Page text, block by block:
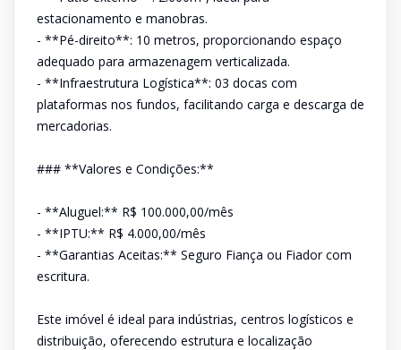
estacionamento e manobras.
- **Pé-direito**: 10 metros, proporcionando espaço
adequado para armazenagem verticalizada.
- **Infraestrutura Logística**: 03 docas com
plataformas nos fundos, facilitando carga e descarga de
mercadorias.
### **Valores e Condições:**
- **Aluguel:** R$ 100.000,00/mês
- **IPTU:** R$ 4.000,00/mês
- **Garantias Aceitas:** Seguro Fiança ou Fiador com
escritura.
Este imóvel é ideal para indústrias, centros logísticos e
distribuição, oferecendo estrutura e localização